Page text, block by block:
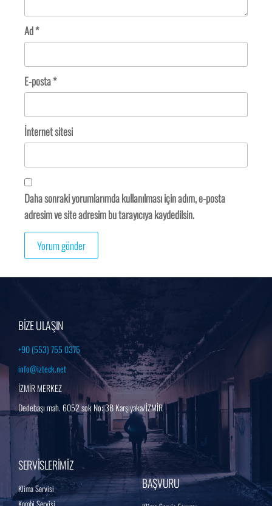
Ad*
E-posta*
İnternet sitesi
Daha sonraki yorumlarımda kullanılması için adım, e-posta
adresim ve site adresim bu tarayıcıya kaydedilsin.
BİZE ULAŞIN
+90 (553) 755 0375
info@izteck.net
İZMİR MERKEZ
Dedebaşı mah. 6052 sok No: 3B Karşıyaka/İZMİR
SERVİSLERİMİZ
Klima Servisi
BAŞVURU